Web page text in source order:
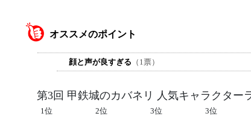
オススメのポイント
顔と声が良すぎる （1票）
第3回 甲鉄城のカバネリ 人気キャラクター
1位 2位 3位 3位